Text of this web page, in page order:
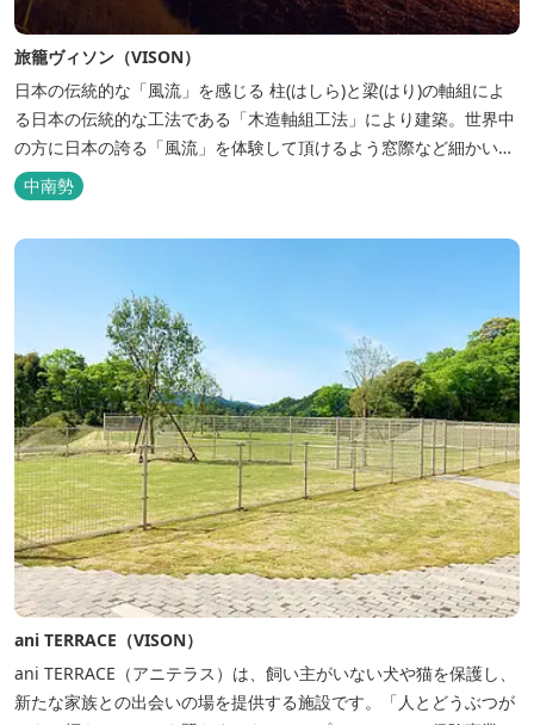
旅籠ヴィソン（VISON）
日本の伝統的な「風流」を感じる 柱(はしら)と梁(はり)の軸組によ
る日本の伝統的な工法である「木造軸組工法」により建築。世界中
の方に日本の誇る「風流」を体験して頂けるよう窓際など細かいデ
ィテールにこだわりました。4棟から成る旅籠棟では各棟1階に入居
するテナントプロデュースにより洗練された世界観を各客室でお楽
中南勢
ani TERRACE（VISON）
ani TERRACE（アニテラス）は、飼い主がいない犬や猫を保護し、
新たな家族との出会いの場を提供する施設です。「人とどうぶつが